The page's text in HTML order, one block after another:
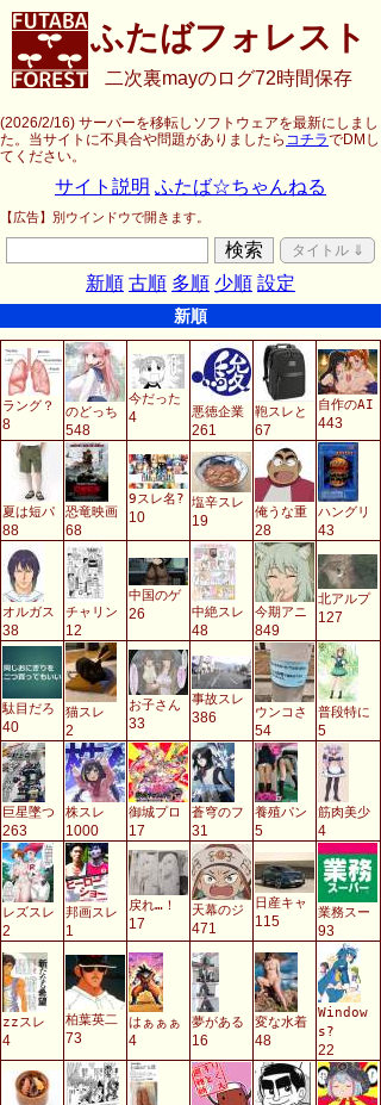
ふたばフォレスト
二次裏mayのログ72時間保存
(2026/2/16) サーバーを移転しソフトウェアを最新にしまし
た。当サイトに不具合や問題がありましたら コチラでDMし
てください。
サイト説明 ふたば☆ちゃんねる
【広告】別ウインドウで開きます。
検索 タイトル ⇓
新順 古順 多順 少順 設定
新順
ラング？
8
のどっち
548
今だった
4 悪徳企業
261
鞄スレと
67
自作のAI
443
夏は短パ
88
恐竜映画
68
9スレ名?
10
塩辛スレ
19
俺うな重
28
ハングリ
43
オルガス
38
チャリン
12
中国のゲ
26 中絶スレ
48
今期アニ
849
北アルプ
127
駄目だろ
40
猫スレ
2
お子さん
33
事故スレ
386 ウンコさ
54
普段特に
5
巨星墜つ
263
株スレ
1000
御城プロ
17
蒼穹のフ
31
養殖パン
5
筋肉美少
4
レズスレ
2
邦画スレ
1
戻れ…！
17
天幕のジ
471
日産キャ
115
業務スー
93
zzスレ
4
柏葉英二
73
はぁぁぁ
4
夢がある
16
変な水着
48
Window
s?
22